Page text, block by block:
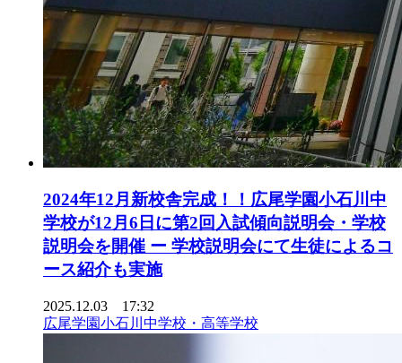
2024年12月新校舎完成！！広尾学園小石川中
学校が12月6日に第2回入試傾向説明会・学校
説明会を開催 ー 学校説明会にて生徒によるコ
ース紹介も実施
2025.12.03 17:32
広尾学園小石川中学校・高等学校